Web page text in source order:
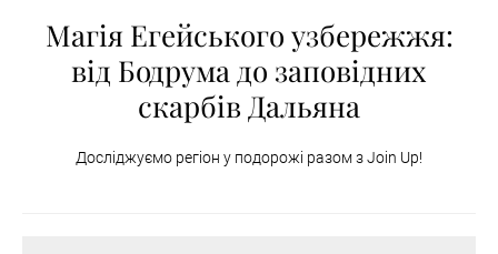
Магія Егейського узбережжя:
від Бодрума до заповідних
скарбів Дальяна
Досліджуємо регіон у подорожі разом з Join Up!